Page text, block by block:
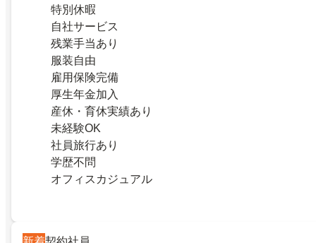
特別休暇
自社サービス
残業手当あり
服装自由
雇用保険完備
厚生年金加入
産休・育休実績あり
未経験OK
社員旅行あり
学歴不問
オフィスカジュアル